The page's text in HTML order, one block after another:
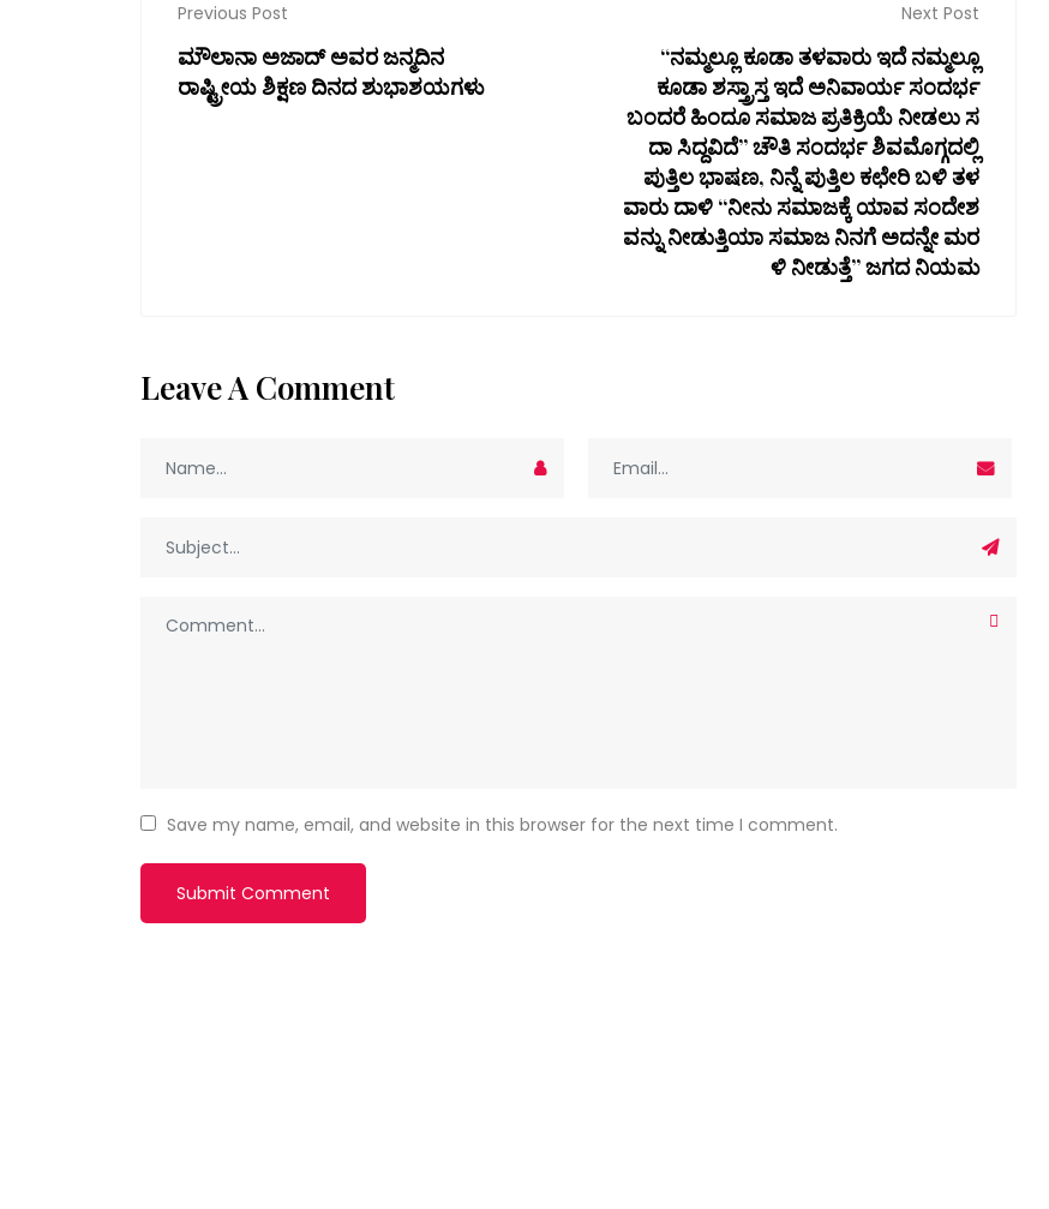
Previous Post
ಮೌಲಾನಾ ಅಜಾದ್ ಅವರ ಜನ್ಮದಿನ
ರಾಷ್ಟ್ರೀಯ ಶಿಕ್ಷಣ ದಿನದ ಶುಭಾಶಯಗಳು
Next Post
“ನಮ್ಮಲ್ಲೂ ಕೂಡಾ ತಳವಾರು ಇದೆ ನಮ್ಮಲ್ಲೂ
ಕೂಡಾ ಶಸ್ತ್ರಾಸ್ತ ಇದೆ ಅನಿವಾರ್ಯ ಸಂದರ್ಭ
ಬಂದರೆ ಹಿಂದೂ ಸಮಾಜ ಪ್ರತಿಕ್ರಿಯೆ ನೀಡಲು ಸ
ದಾ ಸಿದ್ದವಿದೆ” ಚೌತಿ ಸಂದರ್ಭ ಶಿವಮೊಗ್ಗದಲ್ಲಿ
ಪುತ್ತಿಲ ಭಾಷಣ, ನಿನ್ನೆ ಪುತ್ತಿಲ ಕಛೇರಿ ಬಳಿ ತಳ
ವಾರು ದಾಳಿ “ನೀನು ಸಮಾಜಕ್ಕೆ ಯಾವ ಸಂದೇಶ
ವನ್ನು ನೀಡುತ್ತಿಯಾ ಸಮಾಜ ನಿನಗೆ ಅದನ್ನೇ ಮರ
ಳಿ ನೀಡುತ್ತೆ” ಜಗದ ನಿಯಮ
Leave A Comment
Save my name, email, and website in this browser for the next time I comment.